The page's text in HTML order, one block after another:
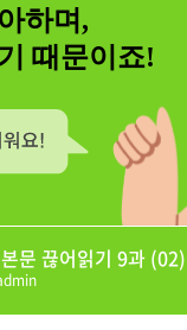
하며,
때문이죠!
문 끊어읽기 9과 (02)